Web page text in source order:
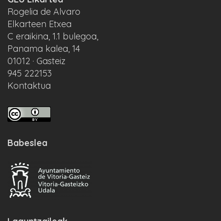
Rogelia de Alvaro
Elkarteen Etxea
C eraikina, 1.1 bulegoa,
Panama kalea, 14
01012 · Gasteiz
945 222153
Kontaktua
Babeslea